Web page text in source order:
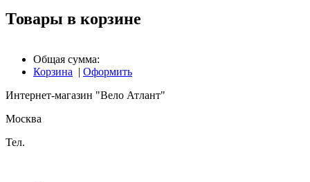
Товары в корзине
Общая сумма:
Корзина | Оформить
Интернет-магазин "Вело Атлант"
Москва
Тел.